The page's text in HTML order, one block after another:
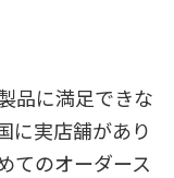
品に満足できな
に実店舗があり
てのオーダース